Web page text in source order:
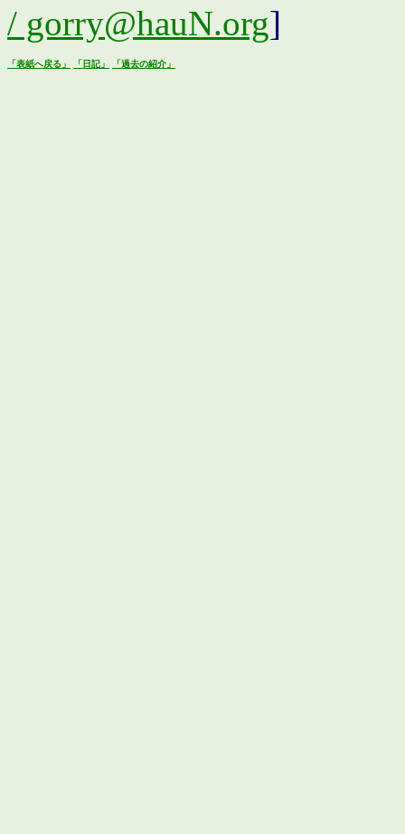
/ gorry@hauN.org]
「表紙へ戻る」 「日記」 「過去の紹介」